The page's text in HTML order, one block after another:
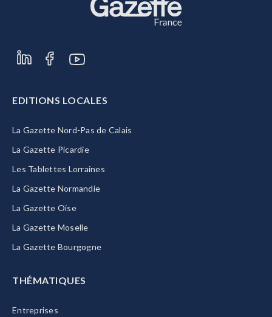
EDITIONS LOCALES
La Gazette Nord-Pas de Calais
La Gazette Picardie
Les Tablettes Lorraines
La Gazette Normandie
La Gazette Oise
La Gazette Moselle
La Gazette Bourgogne
THÉMATIQUES
Entreprises